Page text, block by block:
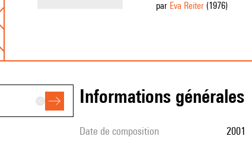
par Eva Reiter(1976)
informations générales
date de composition 2001